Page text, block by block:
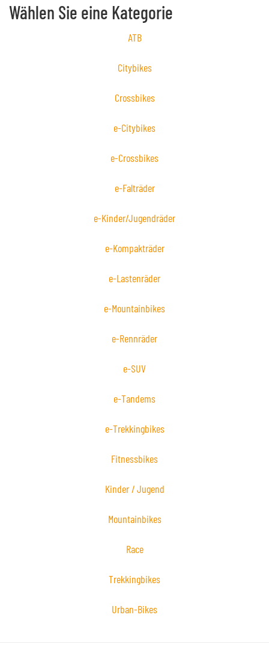
Wählen Sie eine Kategorie
ATB
Citybikes
Crossbikes
e-Citybikes
e-Crossbikes
e-Falträder
e-Kinder/Jugendräder
e-Kompakträder
e-Lastenräder
e-Mountainbikes
e-Rennräder
e-SUV
e-Tandems
e-Trekkingbikes
Fitnessbikes
Kinder / Jugend
Mountainbikes
Race
Trekkingbikes
Urban-Bikes